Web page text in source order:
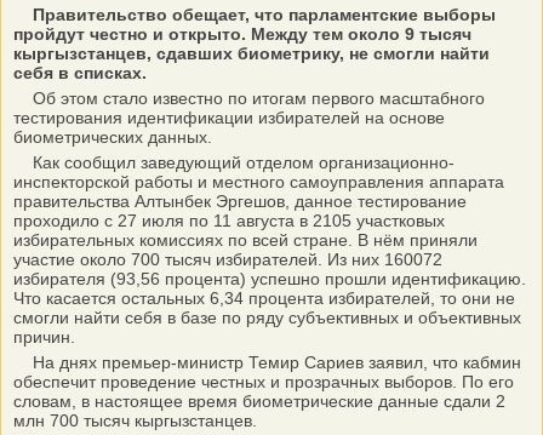
Правительство обещает, что парламентские выборы
пройдут честно и открыто. Между тем около 9 тысяч
кыргызстанцев, сдавших биометрику, не смогли найти
себя в списках.
Об этом стало известно по итогам первого масштабного
тестирования идентификации избирателей на основе
биометрических данных.
Как сообщил заведующий отделом организационно-
инспекторской работы и местного самоуправления аппарата
правительства Алтынбек Эргешов, данное тестирование
проходило с 27 июля по 11 августа в 2105 участковых
избирательных комиссиях по всей стране. В нём приняли
участие около 700 тысяч избирателей. Из них 160072
избирателя (93,56 процента) успешно прошли идентификацию.
Что касается остальных 6,34 процента избирателей, то они не
смогли найти себя в базе по ряду субъективных и объективных
причин.
На днях премьер-министр Темир Сариев заявил, что кабмин
обеспечит проведение честных и прозрачных выборов. По его
словам, в настоящее время биометрические данные сдали 2
млн 700 тысяч кыргызстанцев.